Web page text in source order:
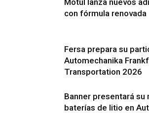
con fórmula renovada
Fersa prepara su
Automechanika
Transportation 2026
Banner presentará su
baterías de litio en